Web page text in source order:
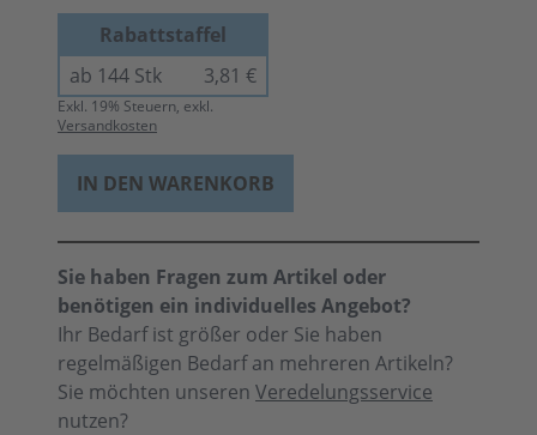
Rabattstaffel
ab 144 Stk
3,81 €
Exkl. 19% Steuern, exkl.
Versandkosten
IN DEN WARENKORB
Sie haben Fragen zum Artikel oder
benötigen ein individuelles Angebot?
Ihr Bedarf ist größer oder Sie haben
regelmäßigen Bedarf an mehreren Artikeln?
Sie möchten unseren Veredelungsservice
nutzen?